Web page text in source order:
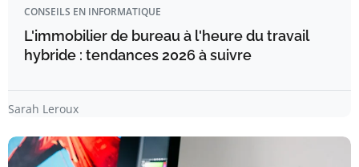
CONSEILS EN INFORMATIQUE
L'immobilier de bureau à l'heure du travail
hybride : tendances 2026 à suivre
Sarah Leroux